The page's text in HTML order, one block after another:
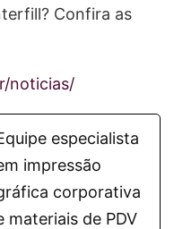
Confira as
noticias/
especialista
impressão
corporativa
materiais de PDV